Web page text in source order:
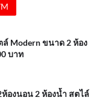
Modern ขนาด 2 ห้อง
บาท
องนอน 2 ห้องน้ำ สตไล์